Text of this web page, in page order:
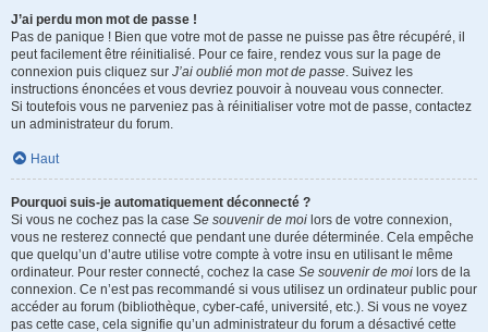
J’ai perdu mon mot de passe !
Pas de panique ! Bien que votre mot de passe ne puisse pas être récupéré, il
peut facilement être réinitialisé. Pour ce faire, rendez vous sur la page de
connexion puis cliquez sur J’ai oublié mon mot de passe. Suivez les
instructions énoncées et vous devriez pouvoir à nouveau vous connecter.
Si toutefois vous ne parveniez pas à réinitialiser votre mot de passe, contactez
un administrateur du forum.
Haut
Pourquoi suis-je automatiquement déconnecté ?
Si vous ne cochez pas la case Se souvenir de moi lors de votre connexion,
vous ne resterez connecté que pendant une durée déterminée. Cela empêche
que quelqu’un d’autre utilise votre compte à votre insu en utilisant le même
ordinateur. Pour rester connecté, cochez la case Se souvenir de moi lors de la
connexion. Ce n’est pas recommandé si vous utilisez un ordinateur public pour
accéder au forum (bibliothèque, cyber-café, université, etc.). Si vous ne voyez
pas cette case, cela signifie qu’un administrateur du forum a désactivé cette